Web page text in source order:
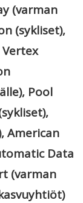
(varman
(sykliset),
Vertex
Pool
American
Data
(varman